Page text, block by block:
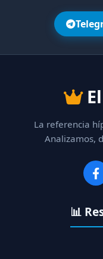
La referencia
Analizamos,
📊